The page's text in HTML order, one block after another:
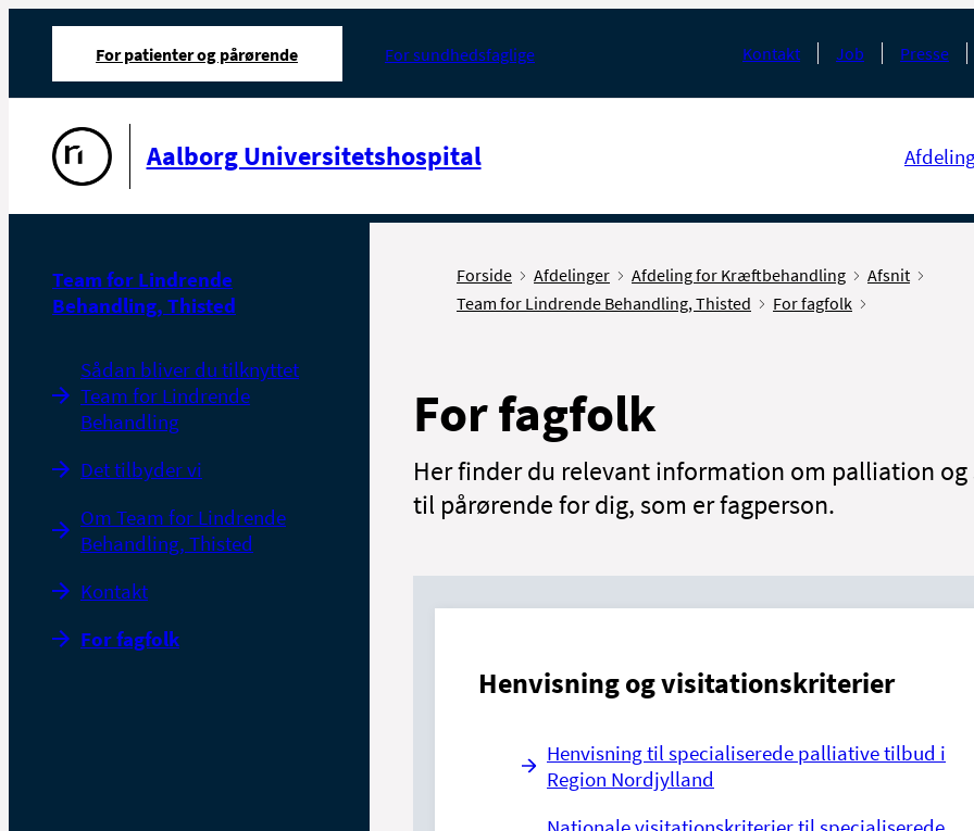
For patienter og pårørende For sundhedsfaglige Kontakt Job Presse
Aalborg Universitetshospital
Team for Lindrende
Behandling, Thisted
Sådan bliver du tilknyttet
Team for Lindrende
Behandling
Det tilbyder vi
Om Team for Lindrende
Behandling, Thisted
Kontakt
For fagfolk
Forside Afdelinger Afdeling for Kræftbehandling
Afsnit
Team for Lindrende Behandling, Thisted
For fagfolk
For fagfolk
Her finder du relevant information om palliation
til pårørende for dig, som er fagperson.
Henvisning og visitationskriterier
Henvisning til specialiserede palliative tilbud i
Region Nordjylland